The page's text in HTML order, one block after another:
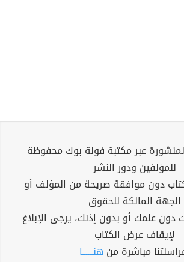
عبر مكتبة فولة بوك محفوظة
للمؤلفين ودور النشر
دون موافقة صريحة من المؤلف أو
الجهة المالكة للحقوق
دون علمك أو بدون إذنك، يرجى الإبلاغ
لإيقاف عرض الكتاب
مباشرة من هنــــــا